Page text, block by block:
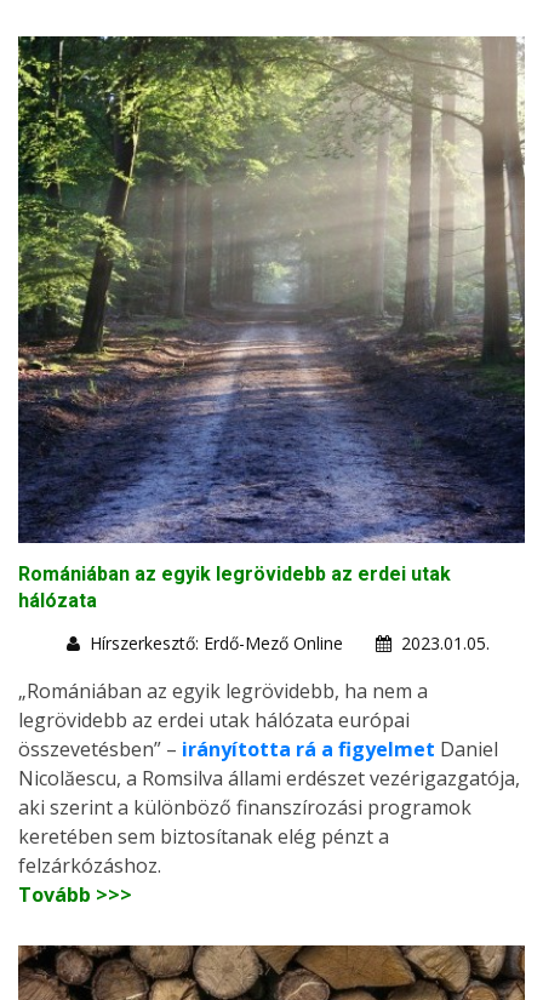
Romániában az egyik legrövidebb az erdei utak
hálózata
Hírszerkesztő: Erdő-Mező Online
2023.01.05.
„Romániában az egyik legrövidebb, ha nem a
legrövidebb az erdei utak hálózata európai
összevetésben” – irányította rá a figyelmet Daniel
Nicolăescu, a Romsilva állami erdészet vezérigazgatója,
aki szerint a különböző finanszírozási programok
keretében sem biztosítanak elég pénzt a
felzárkózáshoz.
Tovább >>>